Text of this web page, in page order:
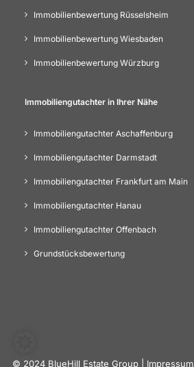
Immobilienbewertung Rüsselsheim
Immobilienbewertung Wiesbaden
Immobilienbewertung Würzburg
Immobiliengutachter in Ihrer Nähe
Immobiliengutachter Aschaffenburg
Immobiliengutachter Darmstadt
Immobiliengutachter Frankfurt am Main
Immobiliengutachter Hanau
Immobiliengutachter Offenbach
Grundstücksbewertung
© 2024 BlueHill Estate Group | Impressum